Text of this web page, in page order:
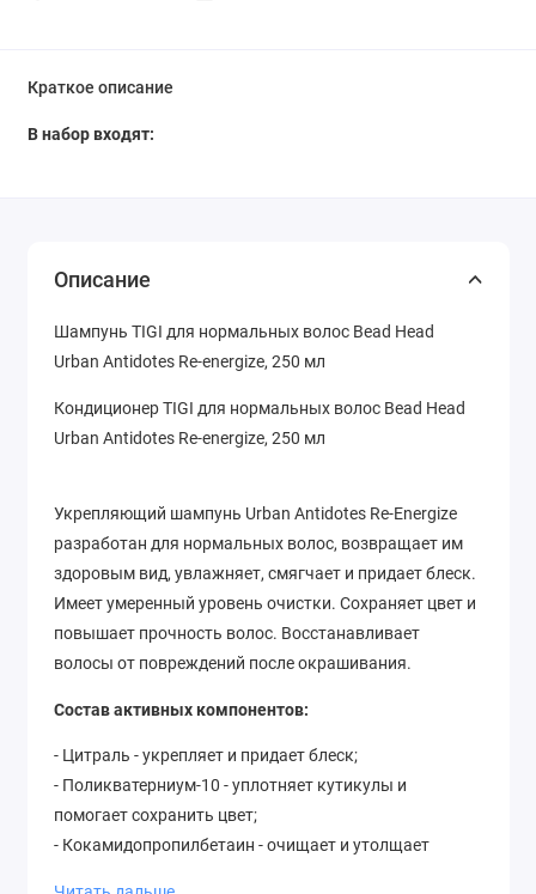
Краткое описание
В набор входят:
Описание
Шампунь TIGI для нормальных волос Bead Head
Urban Antidotes Re-energize, 250 мл
Кондиционер TIGI для нормальных волос Bead Head
Urban Antidotes Re-energize, 250 мл
Укрепляющий шампунь Urban Antidotes Re-Energize
разработан для нормальных волос, возвращает им
здоровым вид, увлажняет, смягчает и придает блеск.
Имеет умеренный уровень очистки. Сохраняет цвет и
повышает прочность волос. Восстанавливает
волосы от повреждений после окрашивания.
Состав активных компонентов:
- Цитраль - укрепляет и придает блеск;
- Поликватерниум-10 - уплотняет кутикулы и
помогает сохранить цвет;
- Кокамидопропилбетаин - очищает и утолщает